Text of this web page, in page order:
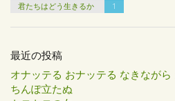
君たちはどう生きるか
1
最近の投稿
オナッテる おナッテる なきながら
ちんぽ立たぬ